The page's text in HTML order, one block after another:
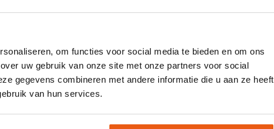
om functies voor social media te bieden en om ons
uw gebruik van onze site met onze partners voor social
gegevens combineren met andere informatie die u aan ze heeft
van hun services.
in
onderdelen:
bij huis, school